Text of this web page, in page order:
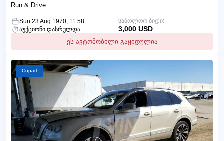
Run & Drive
Sun 23 Aug 1970, 11:58
აუქციონი დასრულდა
ეს ავტომობილი გაყიდულია
საბოლოო ბიდი:
3,000 USD
Copart